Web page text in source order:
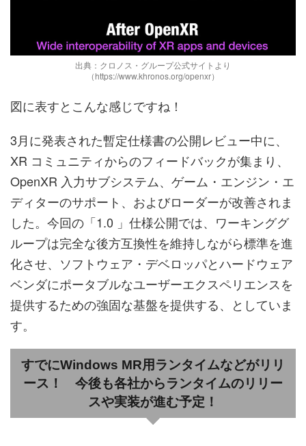
出典：クロノス・グループ公式サイトより
（https://www.khronos.org/openxr）
図に表すとこんな感じですね！
3月に発表された暫定仕様書の公開レビュー中に、
XR コミュニティからのフィードバックが集まり、
OpenXR 入力サブシステム、ゲーム・エンジン・エ
ディターのサポート、およびローダーが改善されま
した。今回の「1.0 」仕様公開では、ワーキンググ
ループは完全な後方互換性を維持しながら標準を進
化させ、ソフトウェア・デベロッパとハードウェア
ベンダにポータブルなユーザーエクスペリエンスを
提供するための強固な基盤を提供する、としていま
す。
すでにWindows MR用ランタイムなどがリリ
ース！ 今後も各社からランタイムのリリー
スや実装が進む予定！